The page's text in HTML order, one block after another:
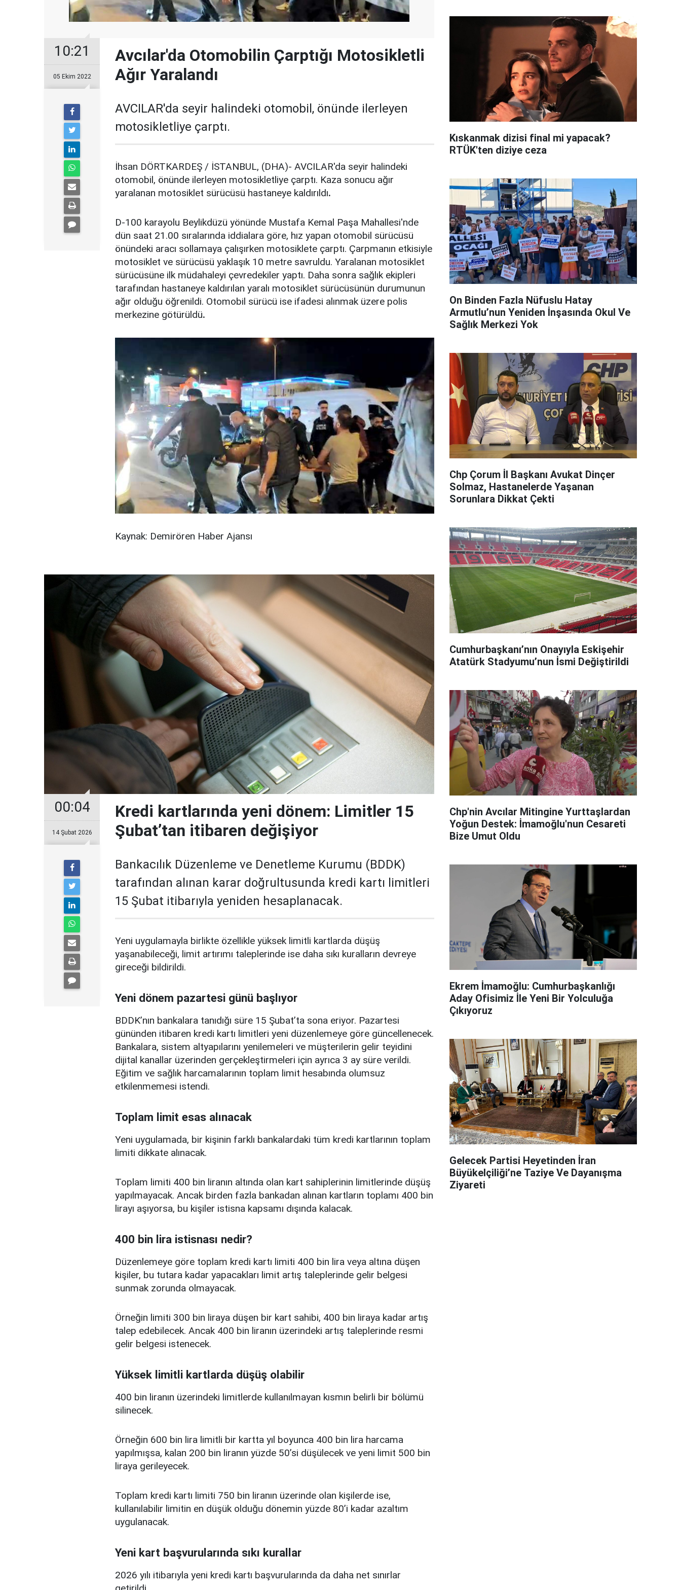
10:21
05 Ekim 2022
Avcılar'da Otomobilin Çarptığı Motosikletli
Ağır Yaralandı
AVCILAR'da seyir halindeki otomobil, önünde ilerleyen
motosikletliye çarptı.
İhsan DÖRTKARDEŞ / İSTANBUL, (DHA)- AVCILAR'da seyir halindeki
otomobil, önünde ilerleyen motosikletliye çarptı. Kaza sonucu ağır
yaralanan motosiklet sürücüsü hastaneye kaldırıldı.
D-100 karayolu Beylikdüzü yönünde Mustafa Kemal Paşa Mahallesi'nde
dün saat 21.00 sıralarında iddialara göre, hız yapan otomobil sürücüsü
önündeki aracı sollamaya çalışırken motosiklete çarptı. Çarpmanın etkisiyle
motosiklet ve sürücüsü yaklaşık 10 metre savruldu. Yaralanan motosiklet
sürücüsüne ilk müdahaleyi çevredekiler yaptı. Daha sonra sağlık ekipleri
tarafından hastaneye kaldırılan yaralı motosiklet sürücüsünün durumunun
ağır olduğu öğrenildi. Otomobil sürücü ise ifadesi alınmak üzere polis
merkezine götürüldü.
Kaynak: Demirören Haber Ajansı
00:04
14 Şubat 2026
Kredi kartlarında yeni dönem: Limitler 15
Şubat’tan itibaren değişiyor
Bankacılık Düzenleme ve Denetleme Kurumu (BDDK)
tarafından alınan karar doğrultusunda kredi kartı limitleri
15 Şubat itibarıyla yeniden hesaplanacak.
Yeni uygulamayla birlikte özellikle yüksek limitli kartlarda düşüş
yaşanabileceği, limit artırımı taleplerinde ise daha sıkı kuralların devreye
gireceği bildirildi.
Yeni dönem pazartesi günü başlıyor
BDDK’nın bankalara tanıdığı süre 15 Şubat’ta sona eriyor. Pazartesi
gününden itibaren kredi kartı limitleri yeni düzenlemeye göre güncellenecek.
Bankalara, sistem altyapılarını yenilemeleri ve müşterilerin gelir teyidini
dijital kanallar üzerinden gerçekleştirmeleri için ayrıca 3 ay süre verildi.
Eğitim ve sağlık harcamalarının toplam limit hesabında olumsuz
etkilenmemesi istendi.
Toplam limit esas alınacak
Yeni uygulamada, bir kişinin farklı bankalardaki tüm kredi kartlarının toplam
limiti dikkate alınacak.
Toplam limiti 400 bin liranın altında olan kart sahiplerinin limitlerinde düşüş
yapılmayacak. Ancak birden fazla bankadan alınan kartların toplamı 400 bin
lirayı aşıyorsa, bu kişiler istisna kapsamı dışında kalacak.
400 bin lira istisnası nedir?
Düzenlemeye göre toplam kredi kartı limiti 400 bin lira veya altına düşen
kişiler, bu tutara kadar yapacakları limit artış taleplerinde gelir belgesi
sunmak zorunda olmayacak.
Örneğin limiti 300 bin liraya düşen bir kart sahibi, 400 bin liraya kadar artış
talep edebilecek. Ancak 400 bin liranın üzerindeki artış taleplerinde resmi
gelir belgesi istenecek.
Yüksek limitli kartlarda düşüş olabilir
400 bin liranın üzerindeki limitlerde kullanılmayan kısmın belirli bir bölümü
silinecek.
Örneğin 600 bin lira limitli bir kartta yıl boyunca 400 bin lira harcama
yapılmışsa, kalan 200 bin liranın yüzde 50’si düşülecek ve yeni limit 500 bin
liraya gerileyecek.
Toplam kredi kartı limiti 750 bin liranın üzerinde olan kişilerde ise,
kullanılabilir limitin en düşük olduğu dönemin yüzde 80’i kadar azaltım
uygulanacak.
Yeni kart başvurularında sıkı kurallar
2026 yılı itibarıyla yeni kredi kartı başvurularında da daha net sınırlar
Kıskanmak dizisi final mi yapacak?
RTÜK'ten diziye ceza
On Binden Fazla Nüfuslu Hatay
Armutlu’nun Yeniden İnşasında Okul Ve
Sağlık Merkezi Yok
Chp Çorum İl Başkanı Avukat Dinçer
Solmaz, Hastanelerde Yaşanan
Sorunlara Dikkat Çekti
Cumhurbaşkanı’nın Onayıyla Eskişehir
Atatürk Stadyumu’nun İsmi Değiştirildi
Chp'nin Avcılar Mitingine Yurttaşlardan
Yoğun Destek: İmamoğlu'nun Cesareti
Bize Umut Oldu
Ekrem İmamoğlu: Cumhurbaşkanlığı
Aday Ofisimiz İle Yeni Bir Yolculuğa
Çıkıyoruz
Gelecek Partisi Heyetinden İran
Büyükelçiliği’ne Taziye Ve Dayanışma
Ziyareti